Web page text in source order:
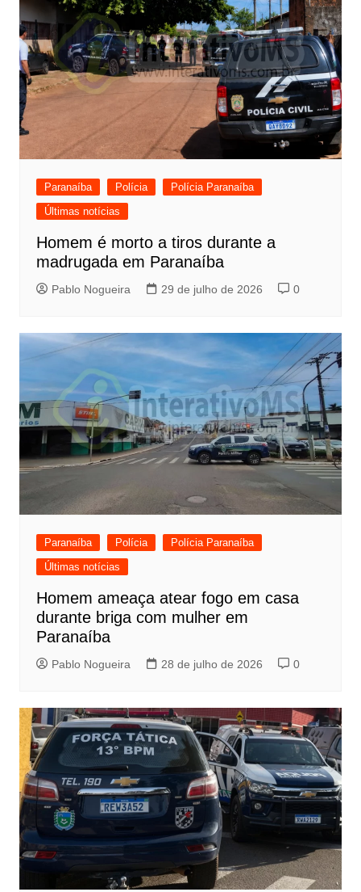
Paranaíba Polícia
Polícia Paranaíba
Últimas notícias
Homem é morto a tiros durante a
madrugada em Paranaíba
Pablo Nogueira 29 de julho de 2026 0
Paranaíba Polícia
Polícia Paranaíba
Últimas notícias
Homem ameaça atear fogo em casa
durante briga com mulher em
Paranaíba
Pablo Nogueira 28 de julho de 2026 0